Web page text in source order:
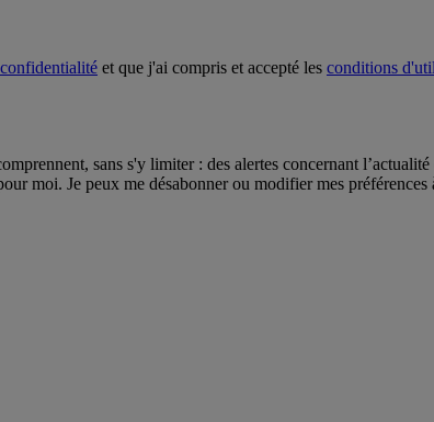
et que j'ai compris et accepté les conditions
sans s'y limiter : des alertes concernant
moi. Je peux me désabonner ou modifier mes